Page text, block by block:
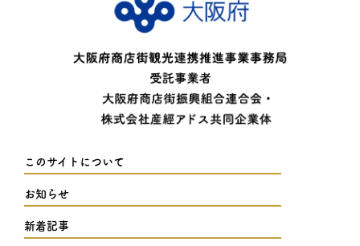
このサイトについて
お知らせ
新着記事